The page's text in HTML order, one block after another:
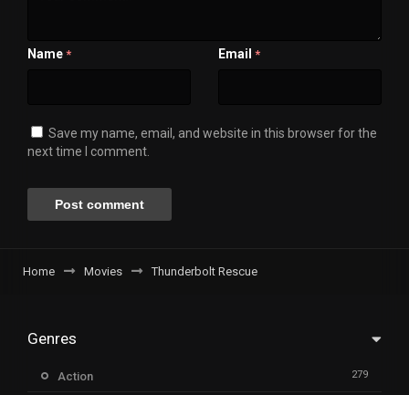
Name * Email *
Save my name, email, and website in this browser for the
next time I comment.
Home Movies Thunderbolt Rescue
Genres
Action 279